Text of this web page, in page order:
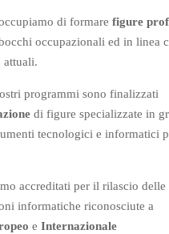
di formare figure
occupazionali ed in linea
attuali.
programmi sono finalizzati
di figure specializzate in
tecnologici e informatici
accreditati per il rilascio
informatiche riconosciute a
e Internazionale